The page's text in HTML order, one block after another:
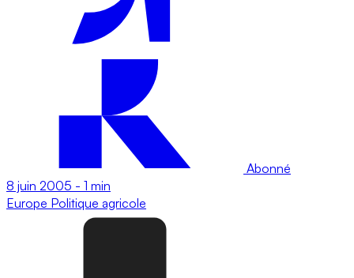
Abonné
8 juin 2005 - 1 min
Europe Politique agricole